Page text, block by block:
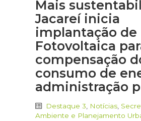
Mais
Jacareí inicia
implantação de
Fotovoltaica
compensação
consumo de
administração
Destaque 3 Notícias
Ambiente e Planejamento